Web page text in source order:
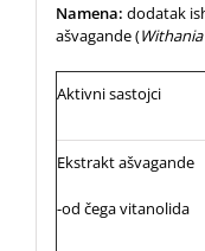
Namena: dodatak
ašvagande (
Aktivni sastojci
Ekstrakt ašvagande
-od čega vitanolida